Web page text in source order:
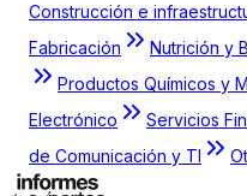
Construcción e
Fabricación
Nutrición y
Productos Químicos y
Electrónico
Servicios
de Comunicación y TI